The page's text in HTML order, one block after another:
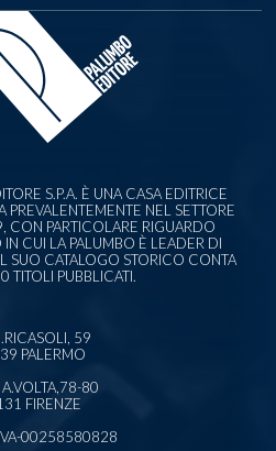
S.P.A. È UNA CASA EDITRICE
NEL SETTORE
CON PARTICOLARE RIGUARDO
IN CUI LA PALUMBO È LEADER DI
SUO CATALOGO STORICO CONTA
TITOLI PUBBLICATI.
59
PALERMO
80
FIRENZE
IVA-00258580828